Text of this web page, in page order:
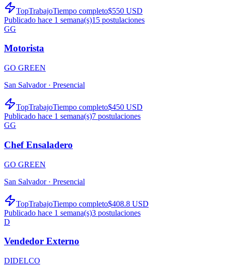
TopTrabajoTiempo completo$550 USD
Publicado hace 1 semana(s)15 postulaciones
GG
Motorista
GO GREEN
San Salvador · Presencial
TopTrabajoTiempo completo$450 USD
Publicado hace 1 semana(s)7 postulaciones
GG
Chef Ensaladero
GO GREEN
San Salvador · Presencial
TopTrabajoTiempo completo$408.8 USD
Publicado hace 1 semana(s)3 postulaciones
D
Vendedor Externo
DIDELCO